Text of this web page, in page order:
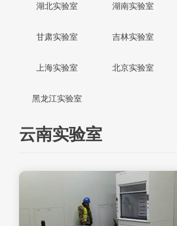
湖北实验室 湖南实验室
甘肃实验室 吉林实验室
上海实验室 北京实验室
黑龙江实验室
云南实验室